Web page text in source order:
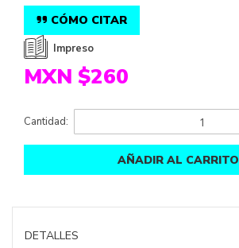
CÓMO CITAR
Impreso
MXN $260
Cantidad:
AÑADIR AL CARRITO
DETALLES